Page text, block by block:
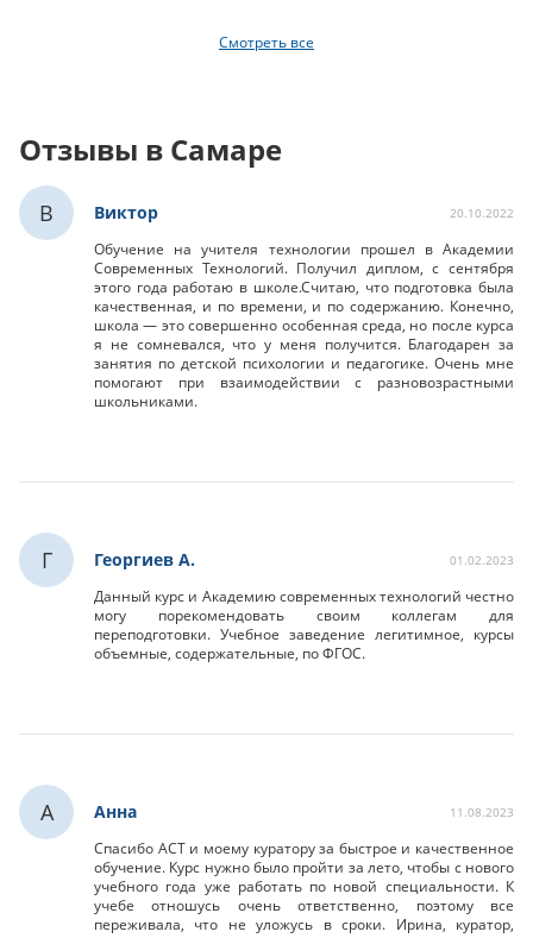
Смотреть все
Отзывы в Самаре
В Виктор 20.10.2022
Обучение на учителя технологии прошел в Академии
Современных Технологий. Получил диплом, с сентября
этого года работаю в школе.Считаю, что подготовка была
качественная, и по времени, и по содержанию. Конечно,
школа — это совершенно особенная среда, но после курса
я не сомневался, что у меня получится. Благодарен за
занятия по детской психологии и педагогике. Очень мне
помогают при взаимодействии с разновозрастными
школьниками.
Г Георгиев А. 01.02.2023
Данный курс и Академию современных технологий честно
могу порекомендовать своим коллегам для
переподготовки. Учебное заведение легитимное, курсы
объемные, содержательные, по ФГОС.
А Анна 11.08.2023
Спасибо АСТ и моему куратору за быстрое и качественное
обучение. Курс нужно было пройти за лето, чтобы с нового
учебного года уже работать по новой специальности. К
учебе отношусь очень ответственно, поэтому все
переживала, что не уложусь в сроки. Ирина, куратор,